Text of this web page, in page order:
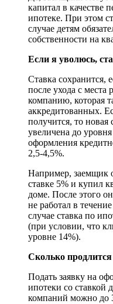
капитал в качестве
ипотеке. При этом
случае детям
собственности на
Если я уволюсь,
Ставка сохранится,
после ухода с места
компанию, которая
аккредитованных.
получится, то новая
увеличена до
оформления
2,5-4,5%.
Например, заемщик
ставке 5% и купил
доме. После этого
не работал в
случае ставка по
(при условии, что
уровне 14%).
Сколько
Подать заявку на
ипотеки со ставкой
компаний можно до